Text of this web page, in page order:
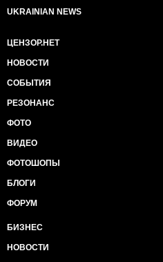
UKRAINIAN NEWS
ЦЕНЗОР.НЕТ
НОВОСТИ
СОБЫТИЯ
РЕЗОНАНС
ФОТО
ВИДЕО
ФОТОШОПЫ
БЛОГИ
ФОРУМ
БИЗНЕС
НОВОСТИ